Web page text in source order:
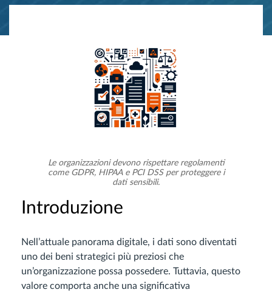
Le organizzazioni devono rispettare regolamenti
come GDPR, HIPAA e PCI DSS per proteggere i
dati sensibili.
Introduzione
Nell’attuale panorama digitale, i dati sono diventati
uno dei beni strategici più preziosi che
un’organizzazione possa possedere. Tuttavia, questo
valore comporta anche una significativa